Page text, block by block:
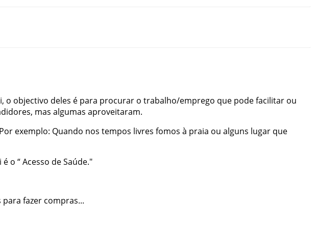
, o objectivo deles é para procurar o trabalho/emprego que podefacilitar ou
, mas algumas aproveitaram.
Por exemplo: Quando nos tempos livres fomos à praia ou alguns lugar que
é o “Acesso deSaúde."
para fazer compras...